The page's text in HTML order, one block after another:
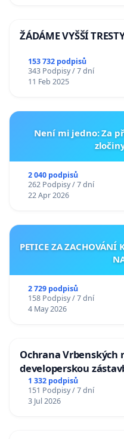
ŽÁDÁME VYŠŠÍ
153 732 podpisů
343 Podpisy / 7 dní
11 Feb 2025
Není mi jedno: Za
2 040 podpisů
262 Podpisy / 7 dní
22 Apr 2026
PETICE ZA ZACHOVÁNÍ
2 729 podpisů
158 Podpisy / 7 dní
4 May 2026
Ochrana
developerskou
1 332 podpisů
151 Podpisy / 7 dní
3 Jul 2026